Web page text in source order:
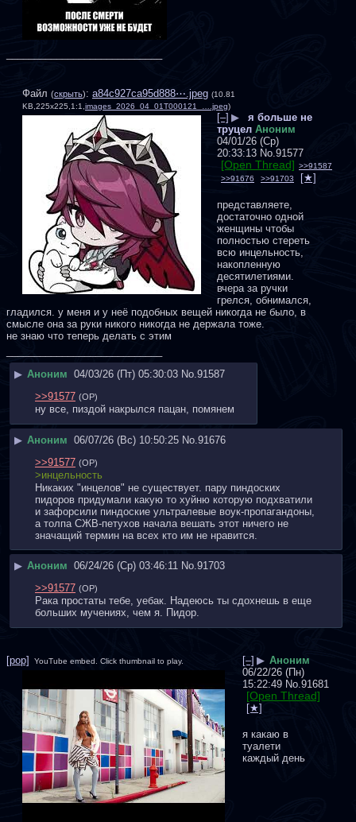
Файл (скрыть): a84c927ca95d888⋯.jpeg (10.81
KB,225x225,1:1,images_2026_04_01T000121_….jpeg)
[–] ▶
я больше не
труцел Аноним
04/01/26 (Ср)
20:33:13 No.91577
[Open Thread] >>91587
>>91676
>>91703
представляете,
достаточно одной
женщины чтобы
полностью стереть
всю инцельность,
накопленную
десятилетиями.
вчера за ручки
грелся, обнимался,
гладился. у меня и у неё подобных вещей никогда не было, в
смысле она за руки никого никогда не держала тоже.
не знаю что теперь делать с этим
▶ Аноним 04/03/26 (Пт) 05:30:03 No.91587
>>91577 (OP)
ну все, пиздой накрылся пацан, помянем
▶ Аноним 06/07/26 (Вс) 10:50:25 No.91676
>>91577 (OP)
>инцельность
Никаких "инцелов" не существует. пару пиндоских
пидоров придумали какую то хуйню которую подхватили
и зафорсили пиндоские ультралевые воук-пропагандоны,
а толпа СЖВ-петухов начала вешать этот ничего не
значащий термин на всех кто им не нравится.
▶ Аноним 06/24/26 (Ср) 03:46:11 No.91703
>>91577 (OP)
Рака простаты тебе, уебак. Надеюсь ты сдохнешь в еще
больших мучениях, чем я. Пидор.
[pop] YouTube embed. Click thumbnail to play. [–] ▶ Аноним
06/22/26 (Пн)
15:22:49 No.91681
[Open Thread]
я какаю в
туалети
каждый день